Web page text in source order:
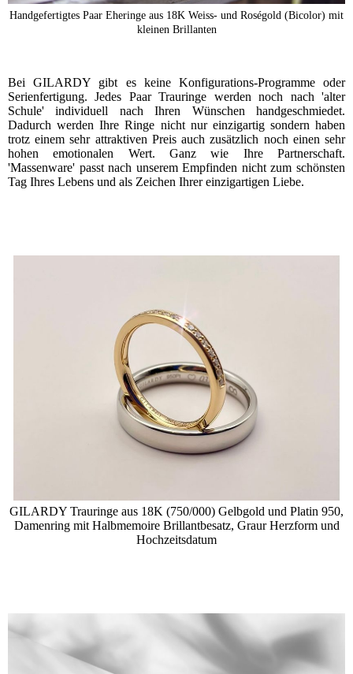
Handgefertigtes Paar Eheringe aus 18K Weiss- und Roségold (Bicolor) mit
kleinen Brillanten
Bei GILARDY gibt es keine Konfigurations-Programme oder
Serienfertigung. Jedes Paar Trauringe werden noch nach 'alter
Schule' individuell nach Ihren Wünschen handgeschmiedet.
Dadurch werden Ihre Ringe nicht nur einzigartig sondern haben
trotz einem sehr attraktiven Preis auch zusätzlich noch einen sehr
hohen emotionalen Wert. Ganz wie Ihre Partnerschaft.
'Massenware' passt nach unserem Empfinden nicht zum schönsten
Tag Ihres Lebens und als Zeichen Ihrer einzigartigen Liebe.
GILARDY Trauringe aus 18K (750/000) Gelbgold und Platin 950,
Damenring mit Halbmemoire Brillantbesatz, Graur Herzform und
Hochzeitsdatum